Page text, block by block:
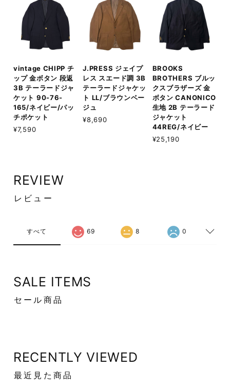
vintage CHIPP チ
ップ 金ボタン 段返
3B テーラードジャ
ケット 90-76-
165/ネイビー/パッ
チポケット
¥7,590
J.PRESS ジェイプ
レス スエード調 3B
テーラードジャケッ
ト LL/ブラウンベー
ジュ
¥8,690
BROOKS
BROTHERS ブルッ
クスブラザーズ 金
ボタン CANONICO
生地 2B テーラード
ジャケット
44REG/ネイビー
¥25,190
REVIEW
レビュー
すべて 69 8 0
SALE ITEMS
セール商品
RECENTLY VIEWED
最近見た商品